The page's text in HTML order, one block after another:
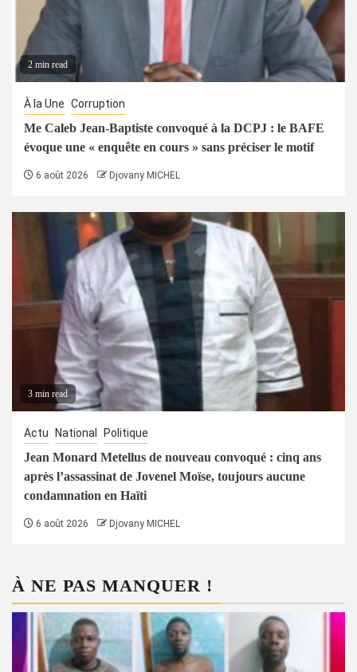
2 min read
À la Une Corruption
Me Caleb Jean-Baptiste convoqué à la DCPJ : le BAFE
évoque une « enquête en cours » sans préciser le motif
6 août 2026 Djovany MICHEL
3 min read
Actu National Politique
Jean Monard Metellus de nouveau convoqué : cinq ans
après l’assassinat de Jovenel Moïse, toujours aucune
condamnation en Haïti
6 août 2026 Djovany MICHEL
À NE PAS MANQUER !